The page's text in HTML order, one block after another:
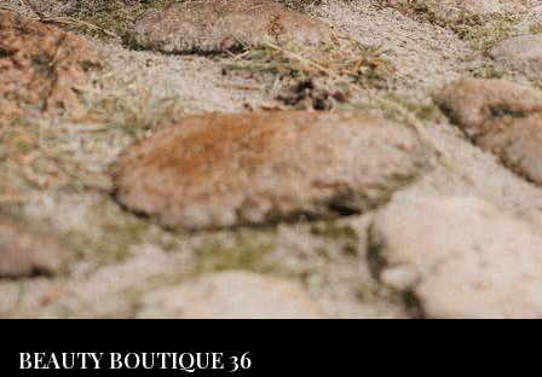
BEAUTY BOUTIQUE 36